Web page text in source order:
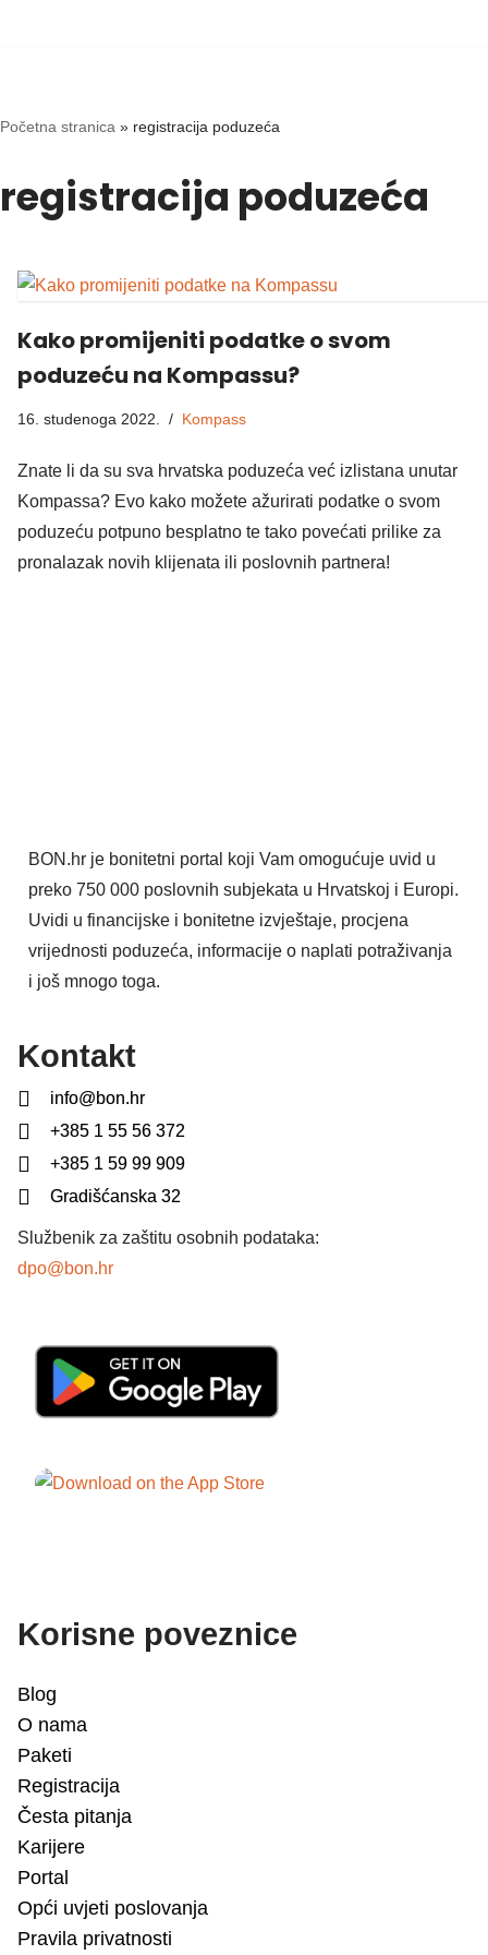
content
Početna stranica » registracija poduzeća
registracija poduzeća
Kako promijeniti podatke o svom
poduzeću na Kompassu?
16. studenoga 2022. Kompass
Znate li da su sva hrvatska poduzeća već izlistana unutar
Kompassa? Evo kako možete ažurirati podatke o svom
poduzeću potpuno besplatno te tako povećati prilike za
pronalazak novih klijenata ili poslovnih partnera!
BON.hr je bonitetni portal koji Vam omogućuje uvid u
preko 750 000 poslovnih subjekata u Hrvatskoj i Europi.
Uvidi u financijske i bonitetne izvještaje, procjena
vrijednosti poduzeća, informacije o naplati potraživanja
i još mnogo toga.
Kontakt
info@bon.hr
+385 1 55 56 372
+385 1 59 99 909
Gradišćanska 32
Službenik za zaštitu osobnih podataka:
dpo@bon.hr
Korisne poveznice
Blog
O nama
Paketi
Registracija
Česta pitanja
Karijere
Portal
Opći uvjeti poslovanja
Pravila privatnosti